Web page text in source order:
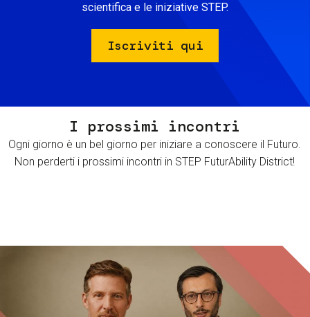
scientifica e le iniziative STEP.
Iscriviti qui
I prossimi incontri
Ogni giorno è un bel giorno per iniziare a conoscere il Futuro.
Non perderti i prossimi incontri in STEP FuturAbility District!